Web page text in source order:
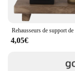
4,05€